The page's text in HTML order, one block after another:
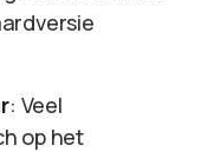
: Veel
op het